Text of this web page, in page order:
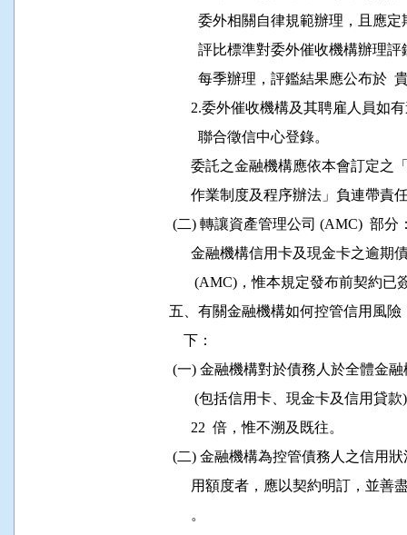
委外相關自律規範辦理，且
評比標準對委外催收機構
每季辦理，評鑑結果應公布於
2.委外催收機構及其聘雇人
                  聯合徵信中心登錄。
委託之金融機構應依本會訂
作業制度及程序辦法」負連帶責
(二) 轉讓資產管理公司 (AMC)  部分
金融機構信用卡及現金卡之
(AMC)，惟本規定發布前契約
五、有關金融機構如何控管信用
              下：
(一) 金融機構對於債務人於全體
(包括信用卡、現金卡及信用
                22  倍，惟不溯及既往。
(二) 金融機構為控管債務人之信
用額度者，應以契約明訂，
                。